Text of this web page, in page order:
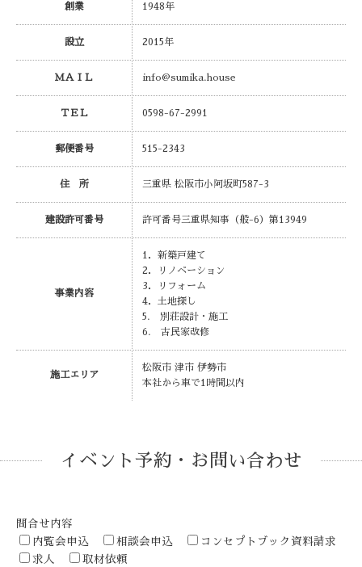
創業 1948年
設立 2015年
ＭＡＩＬ info@sumika.house
ＴＥＬ 0598-67-2991
郵便番号 515-2343
住 所 三重県 松阪市小阿坂町587-3
建設許可番号 許可番号三重県知事（般-6）第13949
事業内容
1．新築戸建て
2．リノベーション
3．リフォーム
4．土地探し
5. 別荘設計・施工
6. 古民家改修
施工エリア
松阪市 津市 伊勢市
本社から車で1時間以内
イベント予約・お問い合わせ
問合せ内容
内覧会申込
相談会申込
コンセプトブック資料請求
求人
取材依頼